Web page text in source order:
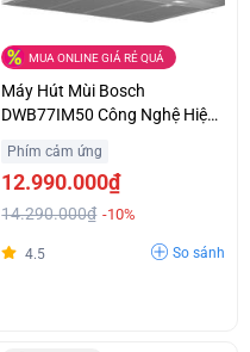
MUA ONLINE GIÁ RẺ QUÁ
Máy Hút Mùi Bosch
DWB77IM50 Công Nghệ Hiện
Phím cảm ứng
12.990.000₫
14.290.000₫ -10%
4.5 So sánh